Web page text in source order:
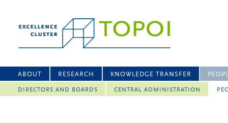
ABOUT RESEARCH KNOWLEDGE TRANSFER
DIRECTORS AND BOARDS CENTRAL ADMINISTRATION